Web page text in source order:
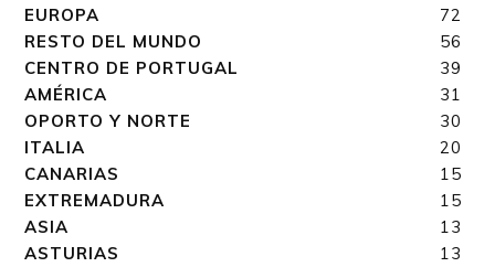
EUROPA
72
RESTO DEL MUNDO
56
CENTRO DE PORTUGAL
39
AMÉRICA
31
OPORTO Y NORTE
30
ITALIA
20
CANARIAS
15
EXTREMADURA
15
ASIA
13
ASTURIAS
13